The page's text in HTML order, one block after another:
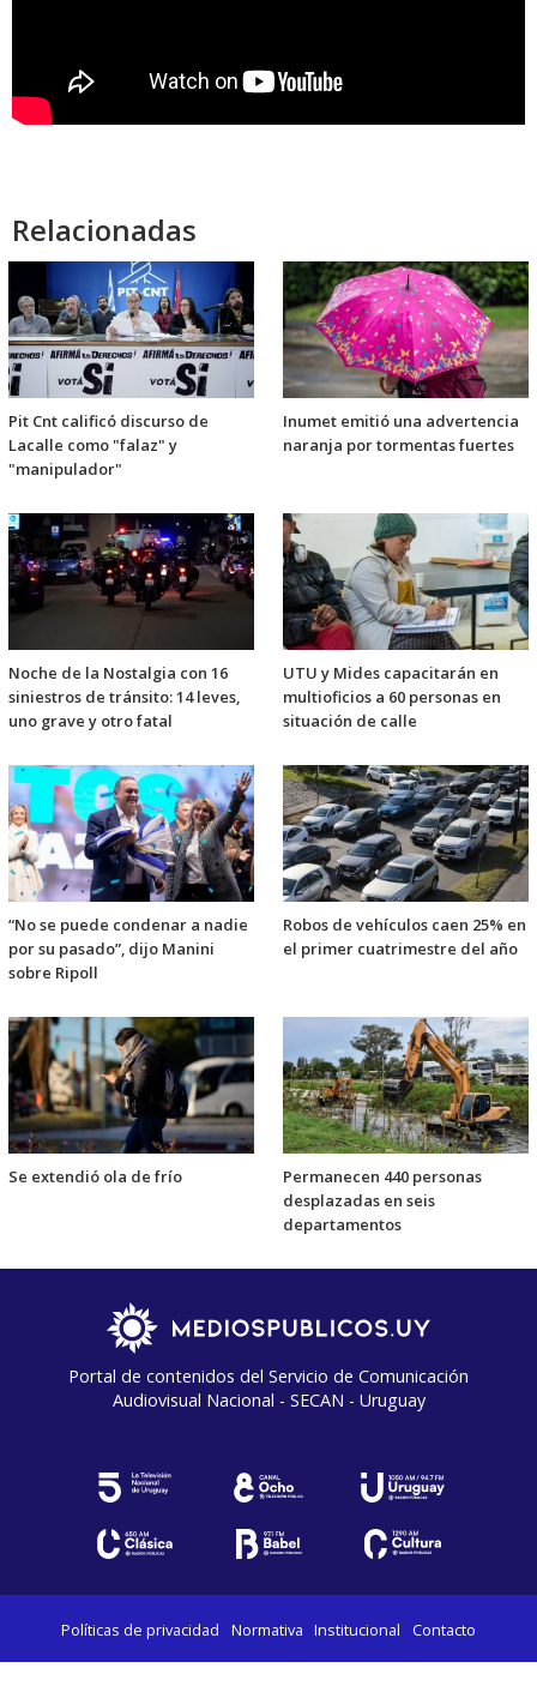
Relacionadas
Pit Cnt calificó discurso de
Lacalle como "falaz" y
"manipulador"
Inumet emitió una advertencia
naranja por tormentas fuertes
Noche de la Nostalgia con 16
siniestros de tránsito: 14 leves,
uno grave y otro fatal
UTU y Mides capacitarán en
multioficios a 60 personas en
situación de calle
“No se puede condenar a nadie
por su pasado”, dijo Manini
sobre Ripoll
Robos de vehículos caen 25% en
el primer cuatrimestre del año
Se extendió ola de frío
Permanecen 440 personas
desplazadas en seis
departamentos
Portal de contenidos del Servicio de Comunicación
Audiovisual Nacional - SECAN - Uruguay
Políticas de privacidad Normativa Institucional Contacto